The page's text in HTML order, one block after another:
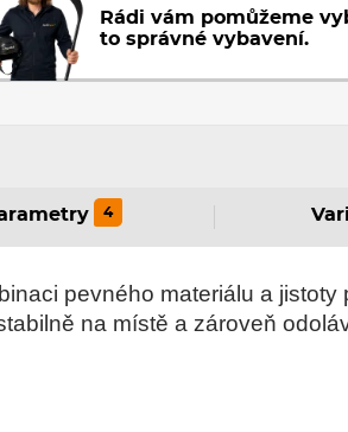
Rádi vám pomůžeme
to správné vybavení.
4
pevného materiálu a jistoty
na místě a zároveň